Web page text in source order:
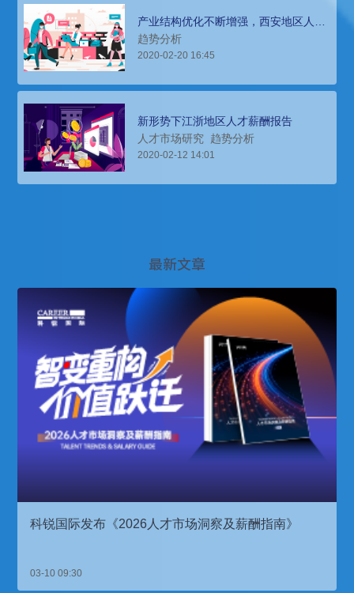
产业结构优化不断增强，西安地区人才
薪酬报告
趋势分析
2020-02-20 16:45
新形势下江浙地区人才薪酬报告
人才市场研究 趋势分析
2020-02-12 14:01
最新文章
科锐国际发布《2026人才市场洞察及薪酬指南》
03-10 09:30